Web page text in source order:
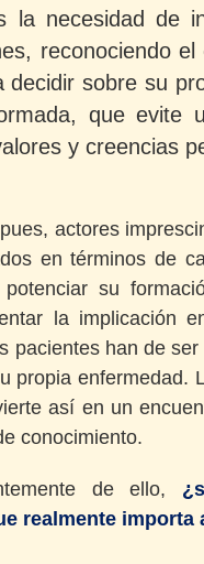
la necesidad de
reconociendo
decidir sobre su
que evite
y creencias
actores
en términos de
su
la implicación
pacientes han de
propia enfermedad.
así en un
conocimiento.
de ello,
realmente importa